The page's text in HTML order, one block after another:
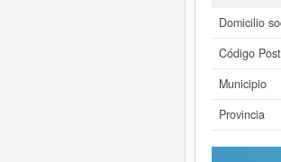
Domicilio
Código
Municipio
Provincia